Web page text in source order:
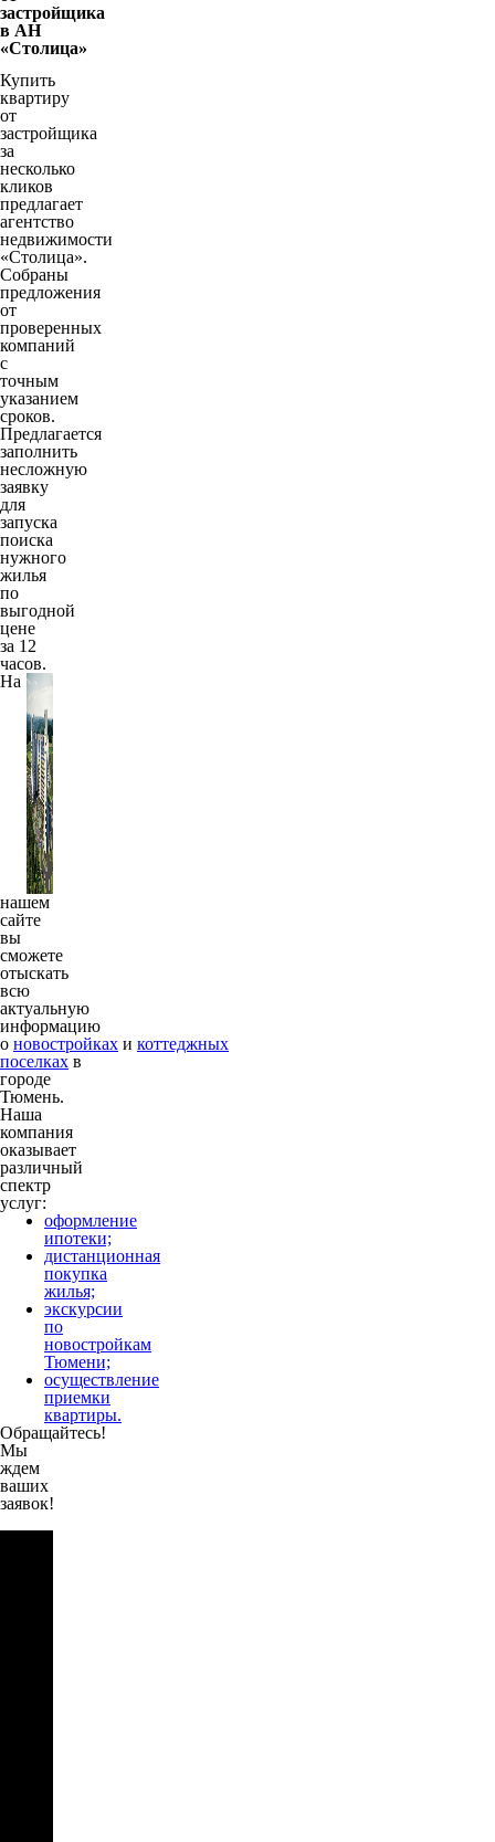
застройщика
в АН
«Столица»
Купить
квартиру
от
застройщика
за
несколько
кликов
предлагает
агентство
недвижимости
«Столица».
Собраны
предложения
от
проверенных
компаний
с
точным
указанием
сроков.
Предлагается
заполнить
несложную
заявку
для
запуска
поиска
нужного
жилья
по
выгодной
цене
за 12
часов.
На
нашем
сайте
вы
сможете
отыскать
всю
актуальную
информацию
о новостройках и коттеджных
поселках в
городе
Тюмень.
Наша
компания
оказывает
различный
спектр
услуг:
оформление
ипотеки;
дистанционная
покупка
жилья;
экскурсии
по
новостройкам
Тюмени;
осуществление
приемки
квартиры.
Обращайтесь!
Мы
ждем
ваших
заявок!